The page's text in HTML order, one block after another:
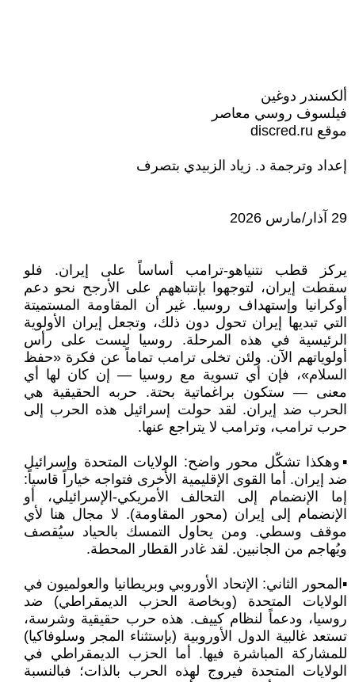
ألكسندر دوغين
فيلسوف روسي معاصر
موقع discred.ru
إعداد وترجمة د. زياد الزبيدي بتصرف
29 آذار/مارس 2026
يركز قطب نتنياهو-ترامب أساساً على إيران. فلو
سقطت إيران، لتوجهوا بإنتباههم على الأرجح نحو دعم
أوكرانيا وإستهداف روسيا. غير أن المقاومة المستميتة
التي تبديها إيران تحول دون ذلك، وتجعل إيران الأولوية
الرئيسية في هذه المرحلة. روسيا ليست على رأس
أولوياتهم الآن. ولئن تخلى ترامب تماماً عن فكرة «حفظ
السلام»، فإن أي تسوية مع روسيا — إن كان لها أي
معنى — ستكون براغماتية بحتة. حربه الحقيقية هي
الحرب ضد إيران. لقد حولت إسرائيل هذه الحرب إلى
حرب ترامب، وترامب لا يتراجع عنها.
▪️وهكذا تشكّل محور واضح: الولايات المتحدة وإسرائيل
ضد إيران. أما القوى الإقليمية الأخرى فتواجه خياراً قاسياً:
إما الإنضمام إلى التحالف الأمريكي-الإسرائيلي، أو
الإنضمام إلى إيران (محور المقاومة). لا مجال هنا لأي
موقف وسطي. ومن يحاول التمسك بالحياد سيُقصف
ويُهاجم من الجانبين. لقد غادر القطار المحطة.
▪️المحور الثاني: الإتحاد الأوروبي وبريطانيا والعولميون في
الولايات المتحدة (وبخاصة الحزب الديمقراطي) ضد
روسيا، ودعماً لنظام كييف. هذه حرب حقيقية وشرسة،
تستعد غالبية الدول الأوروبية (بإستثناء المجر وسلوفاكيا)
للمشاركة المباشرة فيها. أما الحزب الديمقراطي في
الولايات المتحدة فيروج لهذه الحرب بالذات؛ فبالنسبة